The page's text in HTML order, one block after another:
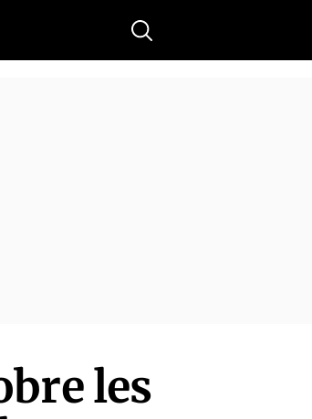
Buscar
les